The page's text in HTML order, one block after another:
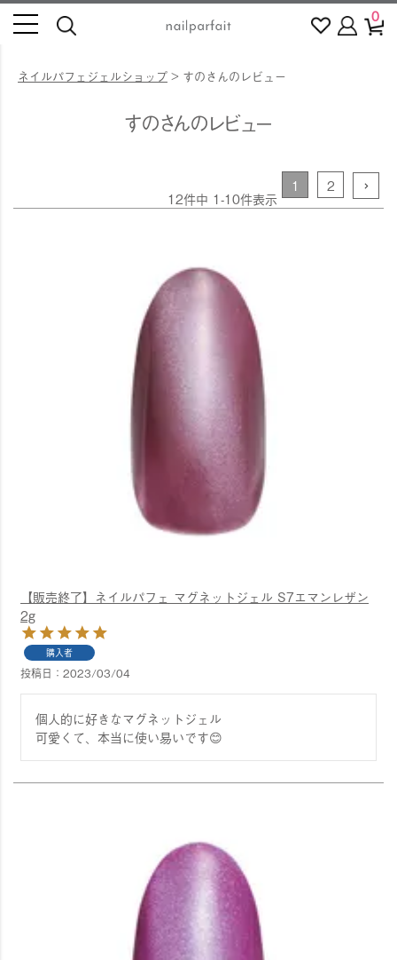
0
ネイルパフェジェルショップ すのさんのレビュー
すのさんのレビュー
12件中 1-10件表示
1 2
【販売終了】ネイルパフェ マグネットジェル S7エマンレザン
2g
購入者
投稿日 2023/03/04
個人的に好きなマグネットジェル
可愛くて、本当に使い易いです😊